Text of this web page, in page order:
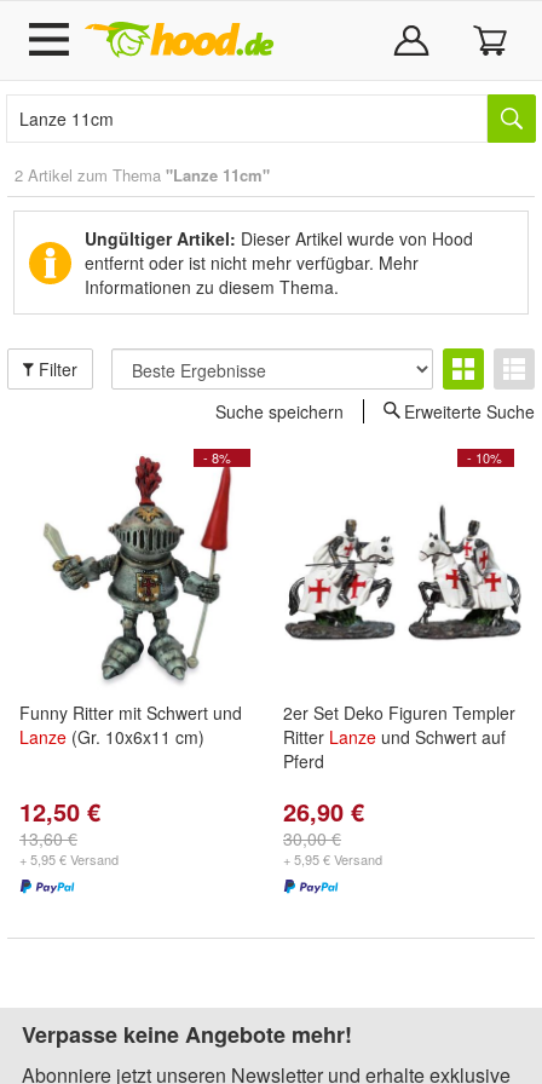
2 Artikel zum Thema "Lanze 11cm"
Ungültiger Artikel: Dieser Artikel wurde von Hood
entfernt oder ist nicht mehr verfügbar. Mehr
Informationen zu diesem Thema.
Filter
Suche speichern
Erweiterte Suche
- 8%
Funny Ritter mit Schwert und
Lanze (Gr. 10x6x11 cm)
12,50 €
13,60 €
+ 5,95 € Versand
- 10%
2er Set Deko Figuren Templer
Ritter Lanze und Schwert auf
Pferd
26,90 €
30,00 €
+ 5,95 € Versand
Verpasse keine Angebote mehr!
Abonniere jetzt unseren Newsletter und erhalte exklusive